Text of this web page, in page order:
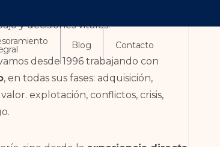
Blog Contacto
y decisiones vitales.
desde 1996 trabajando con
, en todas sus fases: adquisición,
explotación, conflictos, crisis,